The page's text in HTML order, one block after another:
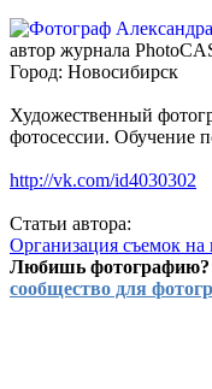
автор журнала
Город: Новосибирск
Художественный
фотосессии. Обучение
http://vk.com/id4030302
Статьи автора:
Организация съемок на
Любишь
сообщество для